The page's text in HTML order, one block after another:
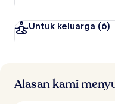
Untuk keluarga (6)
Alasan kami